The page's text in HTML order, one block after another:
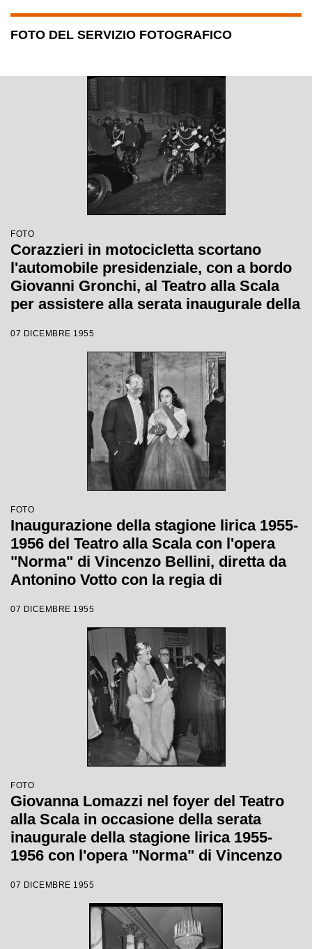
FOTO DEL SERVIZIO FOTOGRAFICO
FOTO
Corazzieri in motocicletta scortano
l'automobile presidenziale, con a bordo
Giovanni Gronchi, al Teatro alla Scala
per assistere alla serata inaugurale della
"Norma" di Vincenzo Bellini, diretta da
Antonino Votto, con la regia di
Margherita Wallmann
07 DICEMBRE 1955
FOTO
Inaugurazione della stagione lirica 1955-
1956 del Teatro alla Scala con l'opera
"Norma" di Vincenzo Bellini, diretta da
Antonino Votto con la regia di
07 DICEMBRE 1955
FOTO
Giovanna Lomazzi nel foyer del Teatro
alla Scala in occasione della serata
inaugurale della stagione lirica 1955-
1956 con l'opera "Norma" di Vincenzo
regia di Margherita Wallmann
07 DICEMBRE 1955